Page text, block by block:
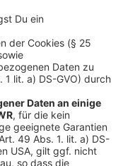
der Reformen